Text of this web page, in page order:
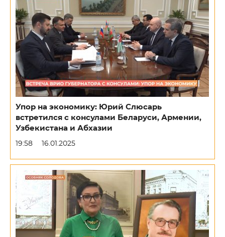
Упор на экономику: Юрий Слюсарь
встретился с консулами Беларуси, Армении,
Узбекистана и Абхазии
19:58 16.01.2025